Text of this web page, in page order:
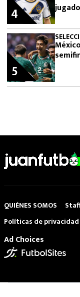
4
5
QUIÉNES SOMOS
Políticas de privacidad
Ad Choices